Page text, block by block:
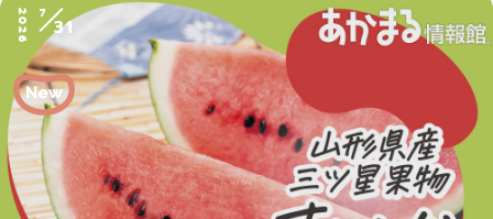
2026 7
31